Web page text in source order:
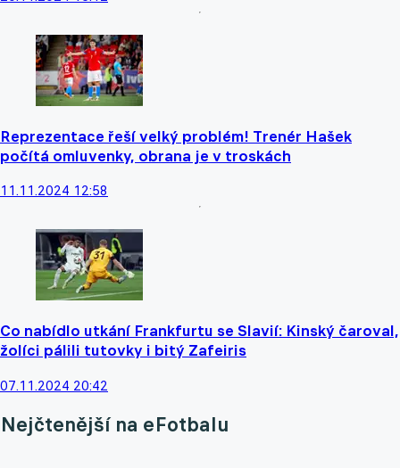
Reprezentace řeší velký problém! Trenér Hašek
počítá omluvenky, obrana je v troskách
11.11.2024 12:58
Co nabídlo utkání Frankfurtu se Slavií: Kinský čaroval,
žolíci pálili tutovky i bitý Zafeiris
07.11.2024 20:42
Nejčtenější na eFotbalu